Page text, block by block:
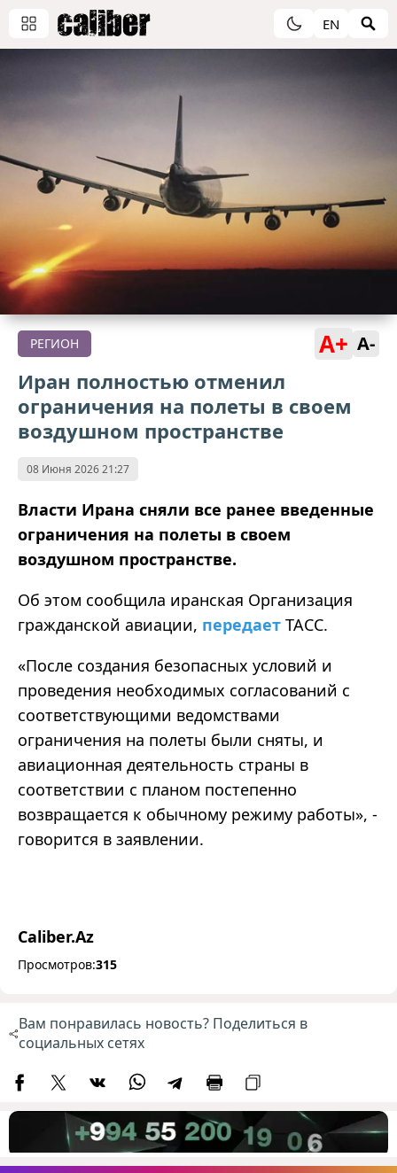
EN
РЕГИОН A+ A-
Иран полностью отменил
ограничения на полеты в своем
воздушном пространстве
08 Июня 2026 21:27
Власти Ирана сняли все ранее введенные
ограничения на полеты в своем
воздушном пространстве.
Об этом сообщила иранская Организация
гражданской авиации, передает ТАСС.
«После создания безопасных условий и
проведения необходимых согласований с
соответствующими ведомствами
ограничения на полеты были сняты, и
авиационная деятельность страны в
соответствии с планом постепенно
возвращается к обычному режиму работы», -
говорится в заявлении.
Caliber.Az
Просмотров:315
Вам понравилась новость? Поделиться в
социальных сетях